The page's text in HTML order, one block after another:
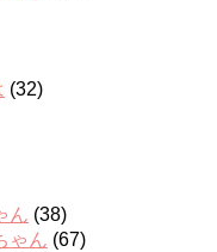
(32)
ん (38)
ゃん (67)